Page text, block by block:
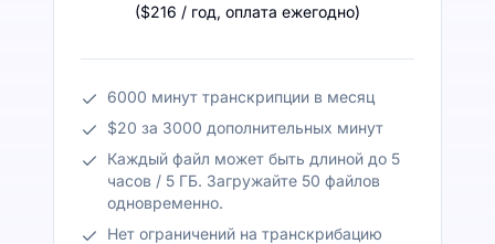
($216 / год, оплата ежегодно)
6000 минут транскрипции в месяц
$20 за 3000 дополнительных минут
Каждый файл может быть длиной до 5
часов / 5 ГБ. Загружайте 50 файлов
одновременно.
Нет ограничений на транскрибацию